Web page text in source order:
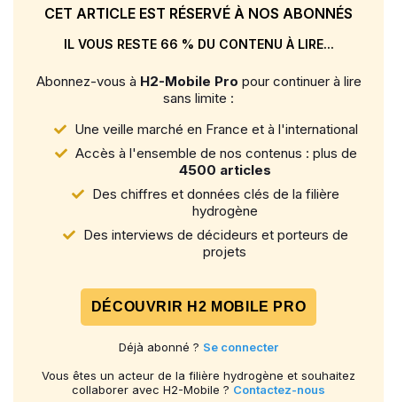
CET ARTICLE EST RÉSERVÉ À NOS ABONNÉS
IL VOUS RESTE 66 % DU CONTENU À LIRE...
Abonnez-vous à H2-Mobile Pro pour continuer à lire
sans limite :
Une veille marché en France et à l'international
Accès à l'ensemble de nos contenus : plus de
4500 articles
Des chiffres et données clés de la filière
hydrogène
Des interviews de décideurs et porteurs de
projets
DÉCOUVRIR H2 MOBILE PRO
Déjà abonné ? Se connecter
Vous êtes un acteur de la filière hydrogène et souhaitez
collaborer avec H2-Mobile ? Contactez-nous